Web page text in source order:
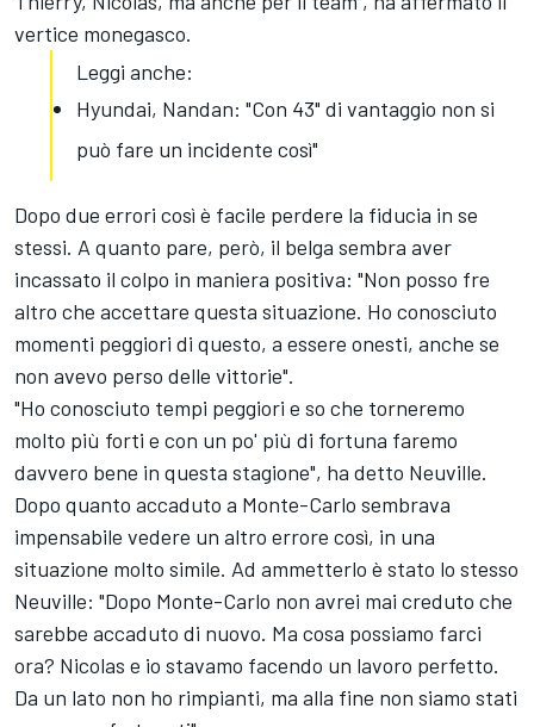
vertice monegasco.
Leggi anche:
Hyundai, Nandan: "Con 43" di vantaggio non si
può fare un incidente così"
Dopo due errori così è facile perdere la fiducia in se
stessi. A quanto pare, però, il belga sembra aver
incassato il colpo in maniera positiva: "Non posso fre
altro che accettare questa situazione. Ho conosciuto
momenti peggiori di questo, a essere onesti, anche se
non avevo perso delle vittorie".
"Ho conosciuto tempi peggiori e so che torneremo
molto più forti e con un po' più di fortuna faremo
davvero bene in questa stagione", ha detto Neuville.
Dopo quanto accaduto a Monte-Carlo sembrava
impensabile vedere un altro errore così, in una
situazione molto simile. Ad ammetterlo è stato lo stesso
Neuville: "Dopo Monte-Carlo non avrei mai creduto che
sarebbe accaduto di nuovo. Ma cosa possiamo farci
ora? Nicolas e io stavamo facendo un lavoro perfetto.
Da un lato non ho rimpianti, ma alla fine non siamo stati